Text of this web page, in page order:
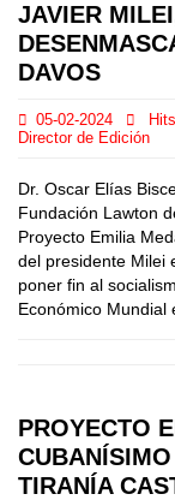
JAVIER
DAVOS
05-02-2024
Director de Edición
Dr. Oscar Elías
Fundación Lawton
Proyecto Emilia
del presidente Milei
poner fin al
Económico Mundial
PROYECTO
TIRANÍA